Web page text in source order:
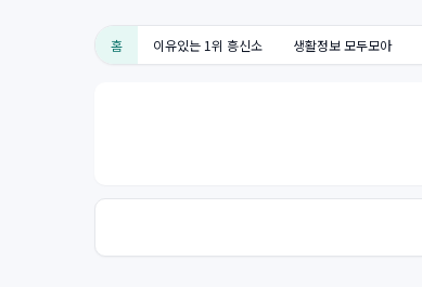
홈 이유있는 1위 흥신소 생활정보 모두모아